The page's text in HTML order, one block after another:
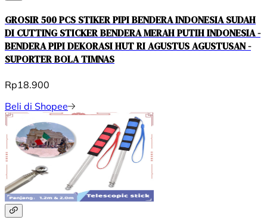
GROSIR 500 PCS STIKER PIPI BENDERA INDONESIA SUDAH
DI CUTTING STICKER BENDERA MERAH PUTIH INDONESIA -
BENDERA PIPI DEKORASI HUT RI AGUSTUS AGUSTUSAN -
SUPORTER BOLA TIMNAS
Rp18.900
Beli di Shopee